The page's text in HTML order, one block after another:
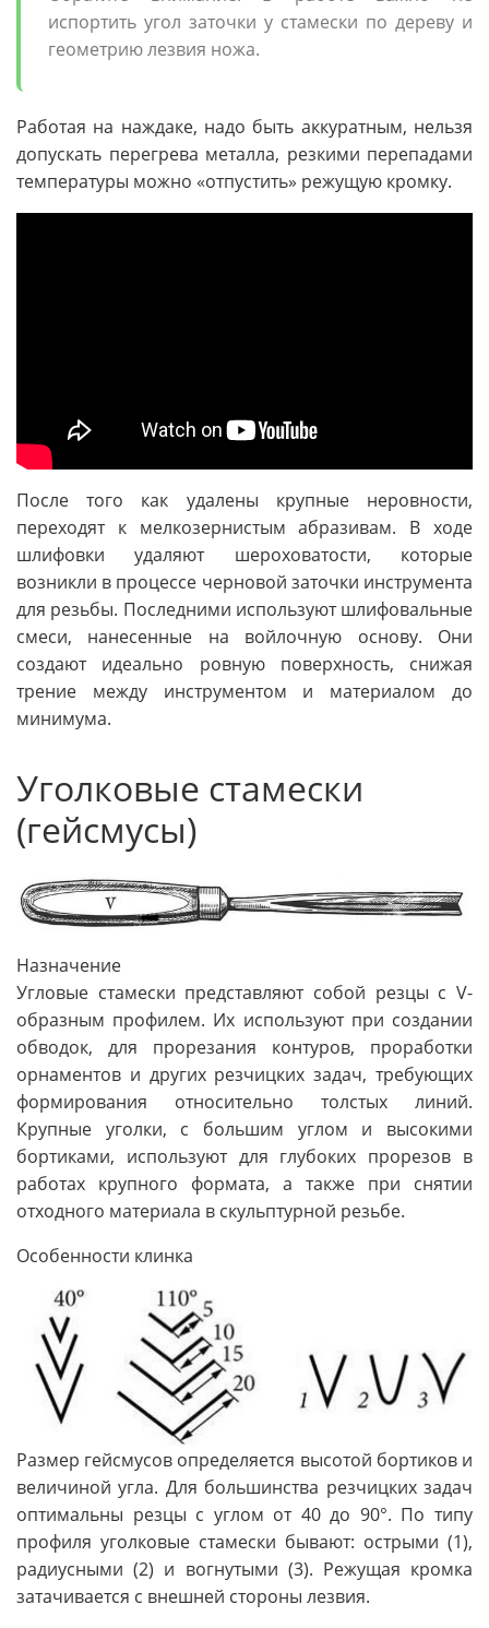
испортить угол заточки у стамески по дереву и
геометрию лезвия ножа.
Работая на наждаке, надо быть аккуратным, нельзя
допускать перегрева металла, резкими перепадами
температуры можно «отпустить» режущую кромку.
После того как удалены крупные неровности,
переходят к мелкозернистым абразивам. В ходе
шлифовки удаляют шероховатости, которые
возникли в процессе черновой заточки инструмента
для резьбы. Последними используют шлифовальные
смеси, нанесенные на войлочную основу. Они
создают идеально ровную поверхность, снижая
трение между инструментом и материалом до
минимума.
Уголковые стамески
(гейсмусы)
Назначение
Угловые стамески представляют собой резцы с V-
образным профилем. Их используют при создании
обводок, для прорезания контуров, проработки
орнаментов и других резчицких задач, требующих
формирования относительно толстых линий.
Крупные уголки, с большим углом и высокими
бортиками, используют для глубоких прорезов в
работах крупного формата, а также при снятии
отходного материала в скульптурной резьбе.
Особенности клинка
Размер гейсмусов определяется высотой бортиков и
величиной угла. Для большинства резчицких задач
оптимальны резцы с углом от 40 до 90°. По типу
профиля уголковые стамески бывают: острыми (1),
радиусными (2) и вогнутыми (3). Режущая кромка
затачивается с внешней стороны лезвия.